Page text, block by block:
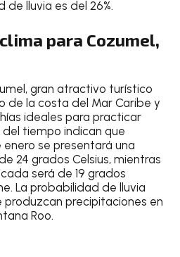
de lluvia es del 26%.
para Cozumel,
, granatractivo turístico
de la costa del Mar Caribe y
ideales para practicar
del tiempo indican que
enero se presentará una
24 grados Celsius, mientras
será de 19 grados
. La probabilidad de lluvia
produzcan precipitaciones en
Roo.